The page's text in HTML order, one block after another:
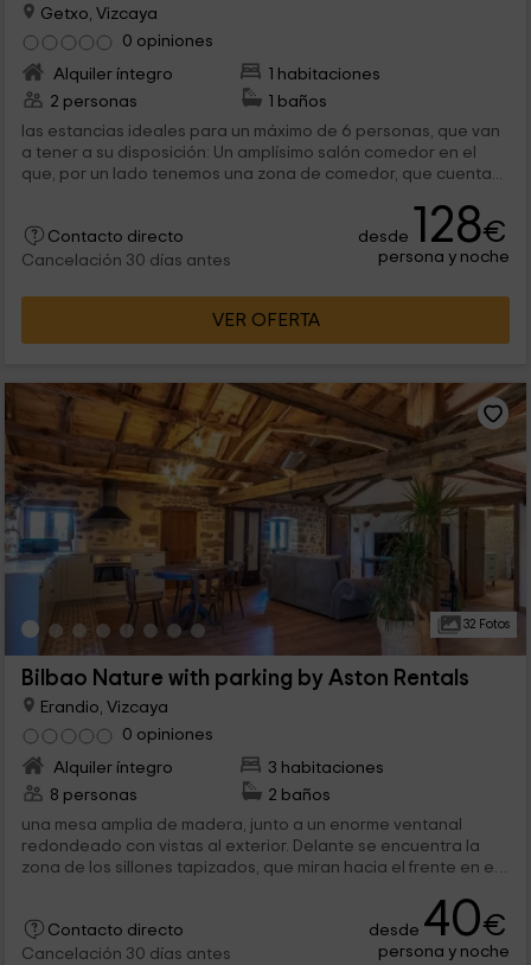
Getxo, Vizcaya
0 opiniones
Alquiler íntegro
1 habitaciones
2 personas
1 baños
las estancias ideales para un máximo de 6 personas, que van
a tener a su disposición: Un amplísimo salón comedor en el
que, por un lado tenemos una zona de comedor, que cuenta...
Contacto directo
Cancelación 30 días antes
desde 128€
persona y noche
VER OFERTA
32 Fotos
Bilbao Nature with parking by Aston Rentals
Erandio, Vizcaya
0 opiniones
Alquiler íntegro
3 habitaciones
8 personas
2 baños
una mesa amplia de madera, junto a un enorme ventanal
redondeado con vistas al exterior. Delante se encuentra la
zona de los sillones tapizados, que miran hacia el frente en el
Contacto directo
Cancelación 30 días antes
desde 40€
persona y noche